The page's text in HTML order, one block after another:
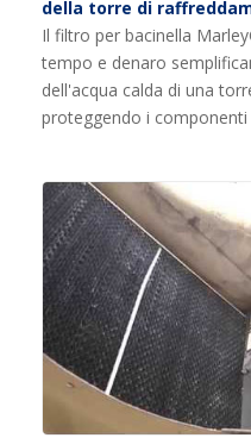
della torre di
Il filtro per bacinella
tempo e denaro
dell'acqua calda di una
proteggendo i